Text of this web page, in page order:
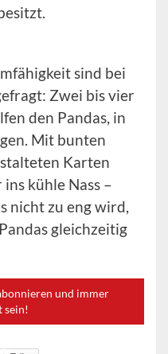
sind bei
Zwei bis vier
den Pandas, in
Mit bunten
Karten
kühle Nass –
nicht zu eng wird,
gleichzeitig
und immer
sein!